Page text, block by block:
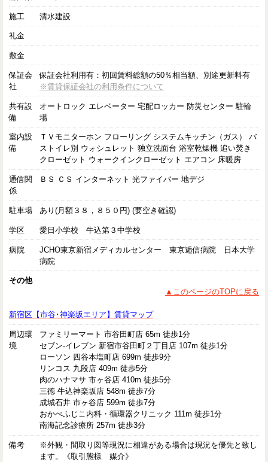
施工 清水建設
礼金
敷金
保証会
社
保証会社利用有：初回賃料総額の50％相当額、別途更新料有
※賃貸保証会社の利用条件について
共有設
備
オートロック エレベーター 宅配ロッカー 防災センター 駐輪
場
室内設
備
ＴＶモニターホン フローリング システムキッチン（ガス） バ
ストイレ別 ウォシュレット 独立洗面台 浴室乾燥機 追い焚き
クローゼット ウォークインクローゼット エアコン 床暖房
通信関
係
ＢＳ ＣＳ インターネット 光ファイバー 地デジ
駐車場 あり(月額３８，８５０円) (要空き確認)
学区 愛日小学校 牛込第３中学校
病院
JCHO東京新宿メディカルセンター 東京逓信病院 日本大学
病院
その他
▲このページのTOPに戻る
新宿区【市谷･神楽坂エリア】賃貸マップ
周辺環
境
ファミリーマート 市谷田町店 65m 徒歩1分
セブン-イレブン 新宿市谷田町２丁目店 107m 徒歩1分
ローソン 四谷本塩町店 699m 徒歩9分
リンコス 九段店 409m 徒歩5分
肉のハナマサ 市ヶ谷店 410m 徒歩5分
三徳 牛込神楽坂店 548m 徒歩7分
成城石井 市ヶ谷店 599m 徒歩7分
おかべふじこ内科・循環器クリニック 111m 徒歩1分
南海記念診療所 257m 徒歩3分
備考
※外観・間取り図等現況に相違がある場合は現況を優先と致し
ます。《取引態様 媒介》